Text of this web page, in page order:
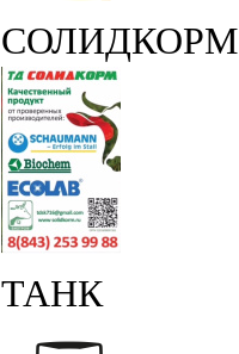
СОЛИДКОРМ
ТАНК